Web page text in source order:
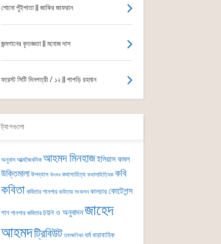
শোনো পুঁইপাতা || জাকির জাফরান
জন্মগানের কৃতজ্ঞতা || মনোজ দাস
ফরেস্ট সিটি দিনপত্রী / ১২ || পাপড়ি রহমান
ট্যাগগুলো
অনুবাদ আত্মজৈবনিক আহমদ মিনহাজইলিয়াস কমল
উক্তিমালা উপন্যাস উৎসব কথাসাহিত্য কথাসাহিত্যিক কবি
কবিতা কবিতার গানপার কবিতার সংকলন কালচারকোটেশন্স
গান গানপার কবিতার চয়ন ও অনুবাদনজাহেদ
আহমদট্রিবিউট তাৎক্ষণিকা ধর্ম ধারাবাহিক